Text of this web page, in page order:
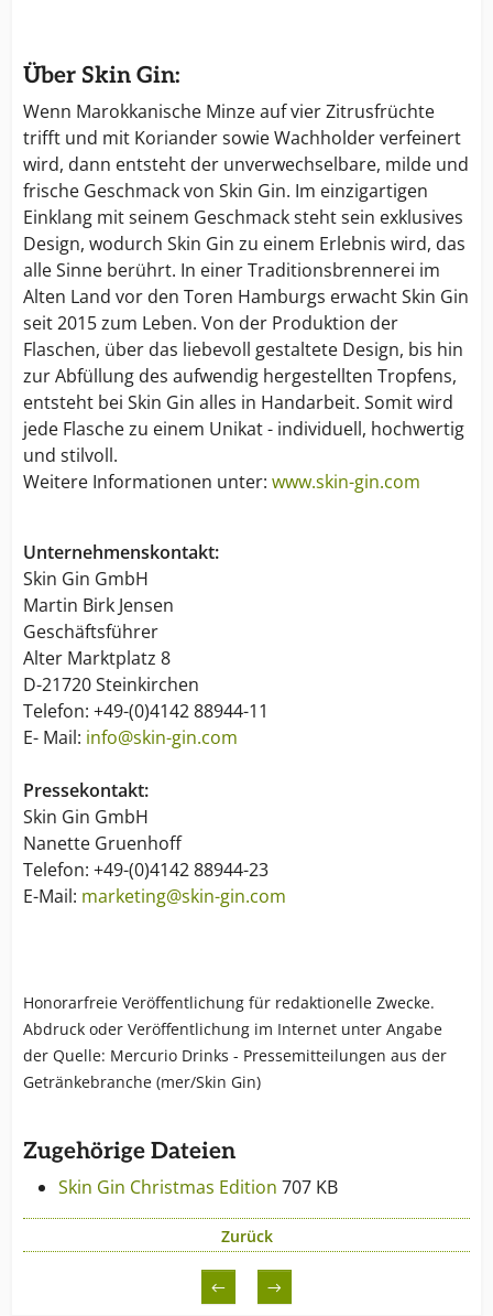
Über Skin Gin:
Wenn Marokkanische Minze auf vier Zitrusfrüchte
trifft und mit Koriander sowie Wachholder verfeinert
wird, dann entsteht der unverwechselbare, milde und
frische Geschmack von Skin Gin. Im einzigartigen
Einklang mit seinem Geschmack steht sein exklusives
Design, wodurch Skin Gin zu einem Erlebnis wird, das
alle Sinne berührt. In einer Traditionsbrennerei im
Alten Land vor den Toren Hamburgs erwacht Skin Gin
seit 2015 zum Leben. Von der Produktion der
Flaschen, über das liebevoll gestaltete Design, bis hin
zur Abfüllung des aufwendig hergestellten Tropfens,
entsteht bei Skin Gin alles in Handarbeit. Somit wird
jede Flasche zu einem Unikat - individuell, hochwertig
und stilvoll.
Weitere Informationen unter: www.skin-gin.com
Unternehmenskontakt:
Skin Gin GmbH
Martin Birk Jensen
Geschäftsführer
Alter Marktplatz 8
D-21720 Steinkirchen
Telefon: +49-(0)4142 88944-11
E- Mail: info@skin-gin.com
Pressekontakt:
Skin Gin GmbH
Nanette Gruenhoff
Telefon: +49-(0)4142 88944-23
E-Mail: marketing@skin-gin.com
Honorarfreie Veröffentlichung für redaktionelle Zwecke.
Abdruck oder Veröffentlichung im Internet unter Angabe
der Quelle: Mercurio Drinks - Pressemitteilungen aus der
Getränkebranche (mer/Skin Gin)
Zugehörige Dateien
Skin Gin Christmas Edition 707 KB
Zurück
← →